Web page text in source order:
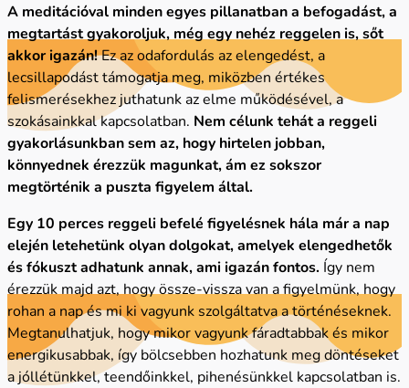
A meditációval minden egyes pillanatban a befogadást, a
megtartást gyakoroljuk, még egy nehéz reggelen is, sőt
akkor igazán!Ez az odafordulás az elengedést, a
lecsillapodást támogatja meg, miközben értékes
felismerésekhez juthatunk az elme működésével, a
szokásainkkal kapcsolatban. Nem célunk tehát a reggeli
gyakorlásunkban sem az, hogy hirtelen jobban,
könnyednek érezzük magunkat, ám ez sokszor
megtörténik a puszta figyelem által.
Egy 10 perces reggeli befelé figyelésnek hála már a nap
elején letehetünk olyan dolgokat, amelyek elengedhetők
és fókuszt adhatunk annak, ami igazán fontos. Így nem
érezzük majd azt, hogy össze-vissza van a figyelmünk, hogy
rohan a nap és mi ki vagyunk szolgáltatva a történéseknek.
Megtanulhatjuk, hogy mikor vagyunk fáradtabbak és mikor
energikusabbak, így bölcsebben hozhatunk meg döntéseket
a jóllétünkkel, teendőinkkel, pihenésünkkel kapcsolatban is.